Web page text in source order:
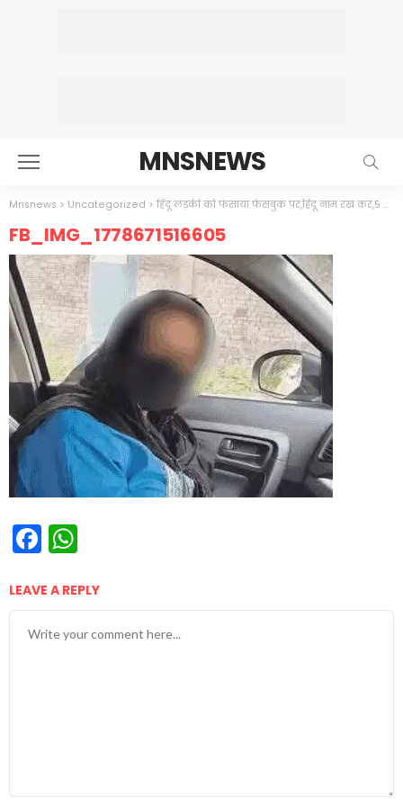
MNSNEWS
Mnsnews > Uncategorized >हिंदू लड़की को फंसाया फेसबुक पर,हिंदू नाम रख कर,5 बार निकाह 2 बार हलाला,कट मुल्लों के कांड
FB_IMG_1778671516605
Facebook
LEAVE A REPLY